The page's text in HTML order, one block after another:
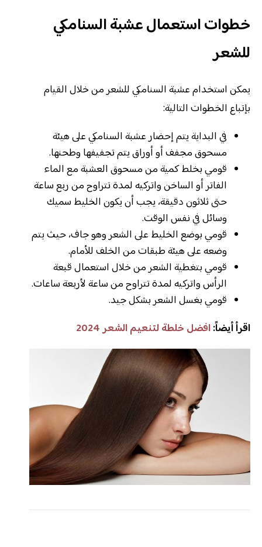
خطوات استعمال عشبة السنامكي
للشعر
يمكن استخدام عشبة السنامكي للشعر من خلال القيام
بإتباع الخطوات التالية:
في البداية يتم إحضار عشبة السنامكي على هيئة
مسحوق مجفف أو أوراق يتم تجفيفها وطحنها.
قومي بخلط كمية من مسحوق العشبة مع الماء
الفاتر أو الساخن واتركيه لمدة تتراوح من ربع ساعة
حتى ثلاثون دقيقة، يجب أن يكون الخليط سميك
وسائل في نفس الوقت.
قومي بوضع الخليط على الشعر وهو جاف، حيث يتم
وضعه على هيئة طبقات من الخلف للأمام.
قومي بتغطية الشعر من خلال استعمال قبعة
الرأس واتركيه لمدة تتراوح من ساعة لأربعة ساعات.
قومي بغسل الشعر بشكل جيد.
اقرأ أيضاً: افضل خلطة لتنعيم الشعر 2024